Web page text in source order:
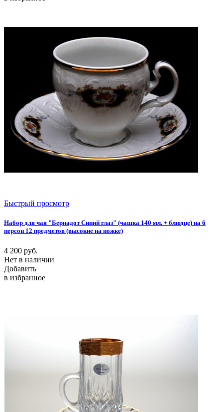
Быстрый просмотр
Набор для чая "Бернадот Синий глаз" (чашка 140 мл. + блюдце) на 6
персон 12 предметов (высокие на ножке)
4 200 руб.
Нет в наличии
Добавить
в избранное